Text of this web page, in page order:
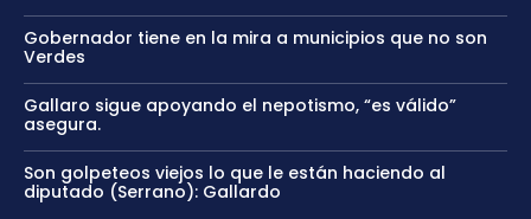
Gobernador tiene en la mira a municipios que no son
Verdes
Gallaro sigue apoyando el nepotismo, “es válido”
asegura.
Son golpeteos viejos lo que le están haciendo al
diputado (Serrano): Gallardo